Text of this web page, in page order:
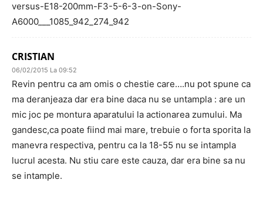
versus-E18-200mm-F3-5-6-3-on-Sony-
A6000___1085_942_274_942
CRISTIAN
06/02/2015 La 09:52
Revin pentru ca am omis o chestie care….nu pot spune ca
ma deranjeaza dar era bine daca nu se untampla : are un
mic joc pe montura aparatului la actionarea zumului. Ma
gandesc,ca poate fiind mai mare, trebuie o forta sporita la
manevra respectiva, pentru ca la 18-55 nu se intampla
lucrul acesta. Nu stiu care este cauza, dar era bine sa nu
se intample.